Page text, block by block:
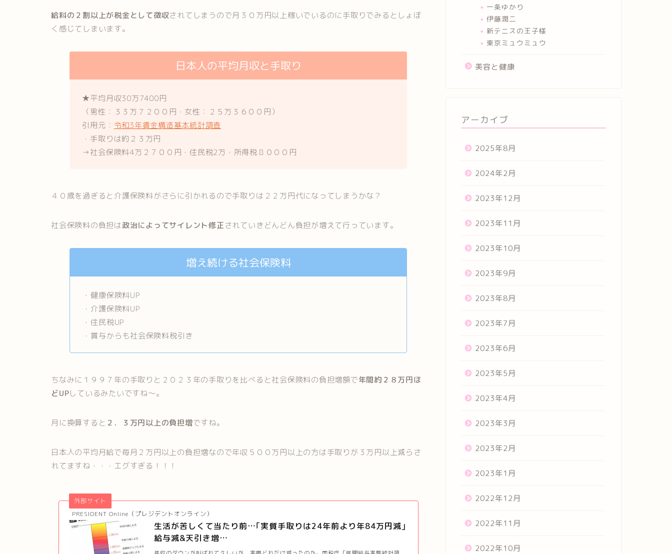
給料の２割以上が税金として徴収されてしまうので月３０万円以上稼いでいるのに手取りでみるとしょぼ
く感じてしまいます。
日本人の平均月収と手取り
★平均月収30万7400円
（男性：３３万７２００円・女性：２５万３６００円）
引用元： 令和3年賃金構造基本統計調査
・手取りは約２３万円
→社会保険料4万２７００円・住民税2万・所得税８０００円
４０歳を過ぎると介護保険料がさらに引かれるので手取りは２２万円代になってしまうかな？
社会保険料の負担は政治によってサイレント修正されていきどんどん負担が増えて行っています。
増え続ける社会保険料
・健康保険料UP
・介護保険料UP
・住民税UP
・賞与からも社会保険料税引き
ちなみに１９９７年の手取りと２０２３年の手取りを比べると社会保険料の負担増額で年間約２８万円ほ
どUPしているみたいですね〜。
月に換算すると ２．３万円以上の負担増ですね。
日本人の平均月給で毎月２万円以上の負担増なので年収５００万円以上の方は手取りが３万円以上減らさ
れてますね・・・エグすぎる！！！
PRESIDENT Online（プレジデントオンライン）
外部サイト
生活が苦しくて当たり前…｢実質手取りは24年前より年84万円減｣
給与減&天引き増…
一条ゆかり
伊藤潤二
新テニスの王子様
東京ミュウミュウ
美容と健康
アーカイブ
2025年8月
2024年2月
2023年12月
2023年11月
2023年10月
2023年9月
2023年8月
2023年7月
2023年6月
2023年5月
2023年4月
2023年3月
2023年2月
2023年1月
2022年12月
2022年11月
2022年10月